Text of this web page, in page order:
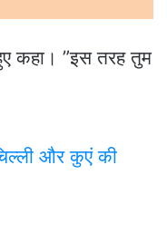
कहा। ”इस तरह तुम
और कुएं की